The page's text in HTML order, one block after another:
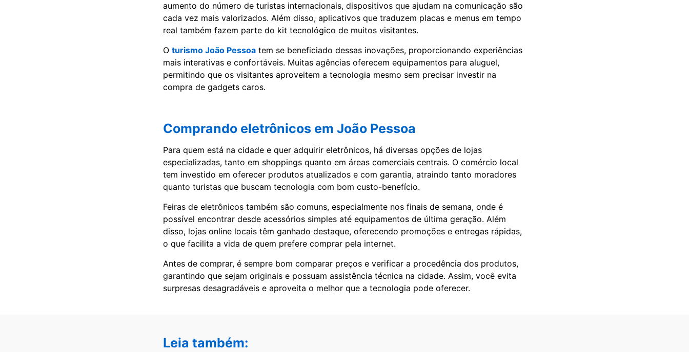
aumento do número de turistas internacionais, dispositivos que ajudam na comunicação são
cada vez mais valorizados. Além disso, aplicativos que traduzem placas e menus em tempo
real também fazem parte do kit tecnológico de muitos visitantes.
O turismo João Pessoa tem se beneficiado dessas inovações, proporcionando experiências
mais interativas e confortáveis. Muitas agências oferecem equipamentos para aluguel,
permitindo que os visitantes aproveitem a tecnologia mesmo sem precisar investir na
compra de gadgets caros.
Comprando eletrônicos em João Pessoa
Para quem está na cidade e quer adquirir eletrônicos, há diversas opções de lojas
especializadas, tanto em shoppings quanto em áreas comerciais centrais. O comércio local
tem investido em oferecer produtos atualizados e com garantia, atraindo tanto moradores
quanto turistas que buscam tecnologia com bom custo-benefício.
Feiras de eletrônicos também são comuns, especialmente nos finais de semana, onde é
possível encontrar desde acessórios simples até equipamentos de última geração. Além
disso, lojas online locais têm ganhado destaque, oferecendo promoções e entregas rápidas,
o que facilita a vida de quem prefere comprar pela internet.
Antes de comprar, é sempre bom comparar preços e verificar a procedência dos produtos,
garantindo que sejam originais e possuam assistência técnica na cidade. Assim, você evita
surpresas desagradáveis e aproveita o melhor que a tecnologia pode oferecer.
Leia também: